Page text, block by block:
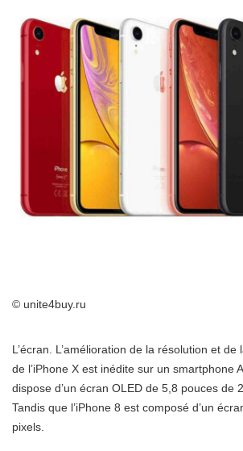
© unite4buy.ru
L’écran. L’amélioration de la résolution et
de l’iPhone X est inédite sur un smartphone
dispose d’un écran OLED de 5,8 pouces de
Tandis que l’iPhone 8 est composé d’un
pixels.